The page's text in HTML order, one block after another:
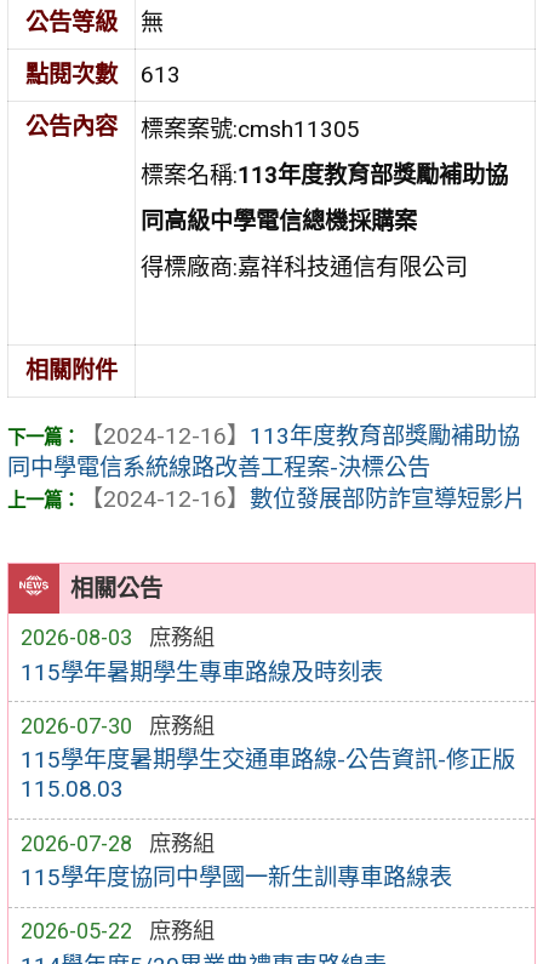
相關公告
2026-08-03 庶務組
115學年暑期學生專車路線及時刻表
2026-07-30 庶務組
115學年度暑期學生交通車路線-公告資訊-修正版
115.08.03
2026-07-28 庶務組
115學年度協同中學國一新生訓專車路線表
2026-05-22 庶務組
公告等級
無
點閱次數
613
公告內容
標案案號:cmsh11305
標案名稱:113年度教育部獎勵補助協
同高級中學電信總機採購案
得標廠商:嘉祥科技通信有限公司
相關附件
【2024-12-16】 113年度教育部獎勵補助協
同中學電信系統線路改善工程案-決標公告
【2024-12-16】 數位發展部防詐宣導短影片